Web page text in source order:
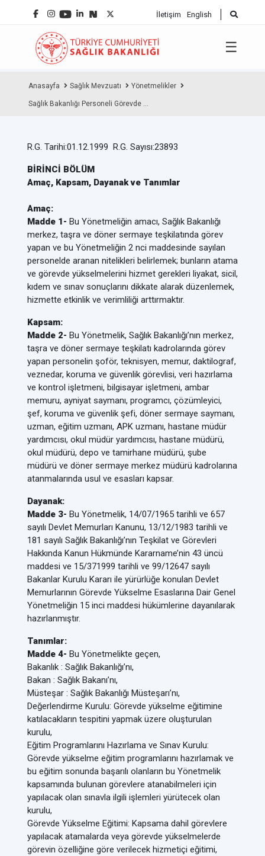
İletişim English
☰
Anasayfa Sağlık Mevzuatı Yönetmelikler
Sağlık Bakanlığı Personeli Görevde ...
R.G. Tarihi:01.12.1999 R.G. Sayısı:23893
BİRİNCİ BÖLÜM
Amaç, Kapsam, Dayanak ve Tanımlar
Amaç:
Madde 1- Bu Yönetmeliğin amacı, Sağlık Bakanlığı
merkez, taşra ve döner sermaye teşkilatında görev
yapan ve bu Yönetmeliğin 2 nci maddesinde sayılan
personelde aranan nitelikleri belirlemek; bunların atama
ve görevde yükselmelerini hizmet gerekleri liyakat, sicil,
kıdem ve sınav sonuçlarını dikkate alarak düzenlemek,
hizmette etkinlik ve verimliliği arttırmaktır.
Kapsam:
Madde 2- Bu Yönetmelik, Sağlık Bakanlığı’nın merkez,
taşra ve döner sermaye teşkilatı kadrolarında görev
yapan personelin şoför, teknisyen, memur, daktilograf,
veznedar, koruma ve güvenlik görevlisi, veri hazırlama
ve kontrol işletmeni, bilgisayar işletmeni, ambar
memuru, ayniyat saymanı, programcı, çözümleyici,
şef, koruma ve güvenlik şefi, döner sermaye saymanı,
uzman, eğitim uzmanı, APK uzmanı, hastane müdür
yardımcısı, okul müdür yardımcısı, hastane müdürü,
okul müdürü, depo ve tamirhane müdürü, şube
müdürü ve döner sermaye merkez müdürü kadrolarına
atanmalarında usul ve esasları kapsar.
Dayanak:
Madde 3- Bu Yönetmelik, 14/07/1965 tarihli ve 657
sayılı Devlet Memurları Kanunu, 13/12/1983 tarihli ve
181 sayılı Sağlık Bakanlığı’nın Teşkilat ve Görevleri
Hakkında Kanun Hükmünde Kararname’nin 43 üncü
maddesi ve 15/371999 tarihli ve 99/12647 sayılı
Bakanlar Kurulu Kararı ile yürürlüğe konulan Devlet
Memurlarının Görevde Yükselme Esaslarına Dair Genel
Yönetmeliğin 15 inci maddesi hükümlerine dayanılarak
hazırlanmıştır.
Tanımlar:
Madde 4- Bu Yönetmelikte geçen,
Bakanlık : Sağlık Bakanlığı’nı,
Bakan : Sağlık Bakanı’nı,
Müsteşar : Sağlık Bakanlığı Müsteşarı’nı,
Değerlendirme Kurulu: Görevde yükselme eğitimine
katılacakların tespitini yapmak üzere oluşturulan
kurulu,
Eğitim Programlarını Hazırlama ve Sınav Kurulu:
Görevde yükselme eğitim programlarını hazırlamak ve
bu eğitim sonunda başarılı olanların bu Yönetmelik
kapsamında bulunan görevlere atanabilmeleri için
yapılacak olan sınavla ilgili işlemleri yürütecek olan
kurulu,
Görevde Yükselme Eğitimi: Kapsama dahil görevlere
yapılacak atamalarda veya görevde yükselmelerde
görevin özelliğine göre verilecek hizmetiçi eğitimi,